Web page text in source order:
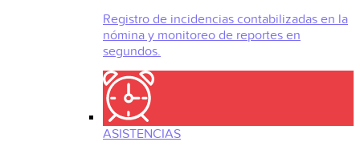
Registro de incidencias contabilizadas en la
nómina y monitoreo de reportes en
segundos.
ASISTENCIAS